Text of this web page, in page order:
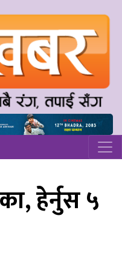
हेर्नुस ५